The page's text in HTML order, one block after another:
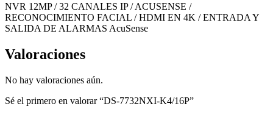
NVR 12MP / 32 CANALES IP / ACUSENSE /
RECONOCIMIENTO FACIAL / HDMI EN 4K / ENTRADA Y
SALIDA DE ALARMAS AcuSense
Valoraciones
No hay valoraciones aún.
Sé el primero en valorar “DS-7732NXI-K4/16P”